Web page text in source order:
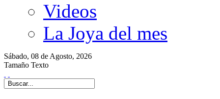
Videos
La Joya del mes
Sábado, 08 de Agosto, 2026
Tamaño Texto